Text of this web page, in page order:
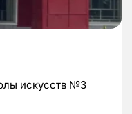
искусств №3